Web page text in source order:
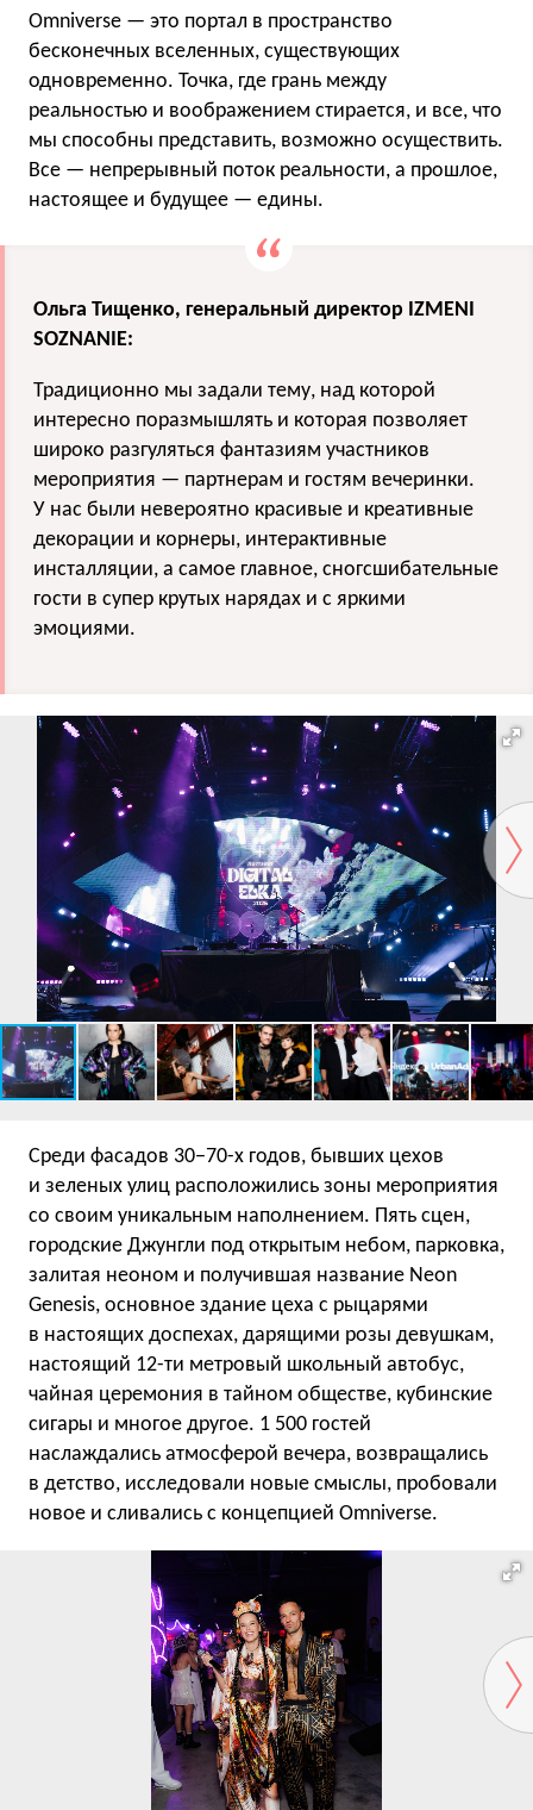
Omniverse — это портал в пространство
бесконечных вселенных, существующих
одновременно. Точка, где грань между
реальностью и воображением стирается, и все, что
мы способны представить, возможно осуществить.
Все — непрерывный поток реальности, а прошлое,
настоящее и будущее — едины.
Ольга Тищенко, генеральный директор IZMENI
SOZNANIE:
Традиционно мы задали тему, над которой
интересно поразмышлять и которая позволяет
широко разгуляться фантазиям участников
мероприятия — партнерам и гостям вечеринки.
У нас были невероятно красивые и креативные
декорации и корнеры, интерактивные
инсталляции, а самое главное, сногсшибательные
гости в супер крутых нарядах и с яркими
эмоциями.
Среди фасадов 30−70-х годов, бывших цехов
и зеленых улиц расположились зоны мероприятия
со своим уникальным наполнением. Пять сцен,
городские Джунгли под открытым небом, парковка,
залитая неоном и получившая название Neon
Genesis, основное здание цеха с рыцарями
в настоящих доспехах, дарящими розы девушкам,
настоящий 12-ти метровый школьный автобус,
чайная церемония в тайном обществе, кубинские
сигары и многое другое. 1 500 гостей
наслаждались атмосферой вечера, возвращались
в детство, исследовали новые смыслы, пробовали
новое и сливались с концепцией Omniverse.